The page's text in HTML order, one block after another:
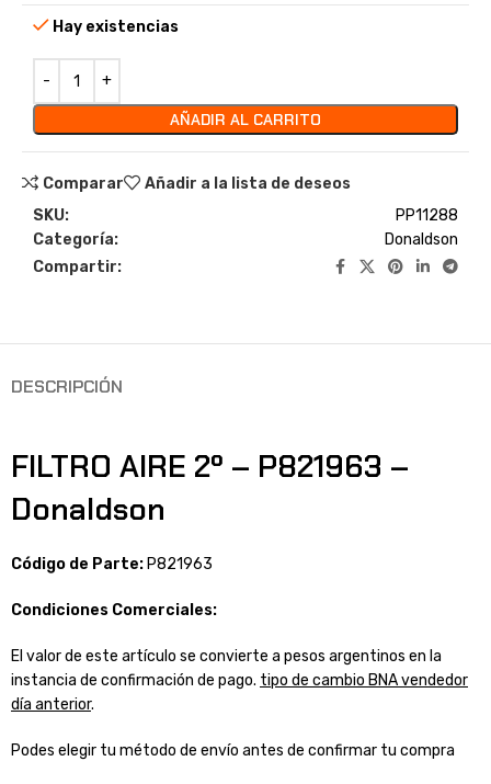
Hay existencias
AÑADIR AL CARRITO
Comparar
Añadir a la lista de deseos
SKU:
PP11288
Categoría:
Donaldson
Compartir:
DESCRIPCIÓN
FILTRO AIRE 2º – P821963 –
Donaldson
Código de Parte: P821963
Condiciones Comerciales:
El valor de este artículo se convierte a pesos argentinos en la
instancia de confirmación de pago. tipo de cambio BNA vendedor
día anterior.
Podes elegir tu método de envío antes de confirmar tu compra